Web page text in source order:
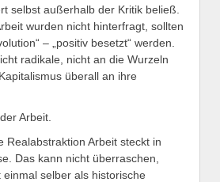
selbst außerhalb der Kritik beließ.
wurden nicht hinterfragt, sollten
– „positiv besetzt“ werden.
radikale, nicht an die Wurzeln
überall an ihre
Arbeit.
Realabstraktion Arbeit steckt in
Das kann nicht überraschen,
selber als historische